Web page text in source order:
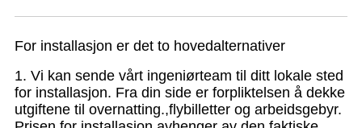
For installasjon er det to hovedalternativer
1. Vi kan sende vårt ingeniørteam til ditt lokale sted
for installasjon. Fra din side er forpliktelsen å dekke
utgiftene til overnatting.,flybilletter og arbeidsgebyr.